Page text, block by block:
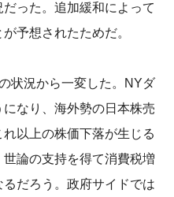
った。追加緩和によって
予想されたためだ。
状況から一変した。NYダ
なり、海外勢の日本株売
以上の株価下落が生じる
論の支持を得て消費税増
だろう。政府サイドでは